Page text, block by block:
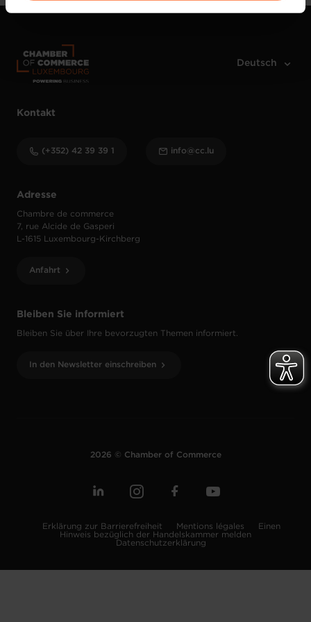
vos données personnelles, vous pouvez consulter notre
protection des données personnelles
Bleiben Sie informiert
Bleiben Sie über Ihre bevorzugten Themen informiert.
In den Newsletter einschreiben
Adresse
Chambre de commerce
7, rue Alcide de Gasperi
L-1615 Luxembourg-Kirchberg
Anfahrt
Kontakt
(+352) 42 39 39 1 info@cc.lu
2026 © Chamber of Commerce
Erklärung zur Barrierefreiheit Mentions légales
Einen
Hinweis bezüglich der Handelskammer melden
Datenschutzerklärung